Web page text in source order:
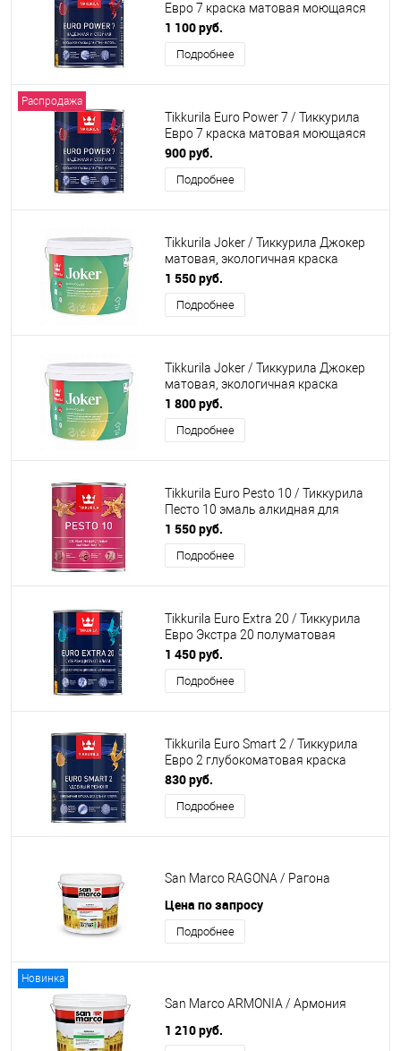
Евро 7 краска матовая моющаяся
(база А-белая, светлые тона)
1 100 руб.
Подробнее
Распродажа
Tikkurila Euro Power 7 / Тиккурила
Евро 7 краска матовая моющаяся
(база С-тёмные и насыщенные
цвета)
900 руб.
Подробнее
Tikkurila Joker / Тиккурила Джокер
матовая, экологичная краска
интерьерная (насыщенные тона)
1 550 руб.
Подробнее
Tikkurila Joker / Тиккурила Джокер
матовая, экологичная краска
интерьерная (белая, светлые тона)
1 800 руб.
Подробнее
Tikkurila Euro Pesto 10 / Тиккурила
Песто 10 эмаль алкидная для
внутренних работ матовая
(насыщенные тона)
1 550 руб.
Подробнее
Tikkurila Euro Extra 20 / Тиккурила
Евро Экстра 20 полуматовая
краска для влажных помещений
1 450 руб.
Подробнее
Tikkurila Euro Smart 2 / Тиккурила
Евро 2 глубокоматовая краска
интерьерная
830 руб.
Подробнее
San Marco RAGONA / Рагона
Цена по запросу
Подробнее
Новинка
San Marco ARMONIA / Армония
1 210 руб.